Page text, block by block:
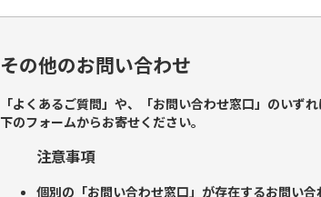
その他のお問い合わせ
「よくあるご質問」や、「お問い合わせ窓口」のいず
下のフォームからお寄せください。
注意事項
個別の「お問い合わせ窓口」が存在するお問い